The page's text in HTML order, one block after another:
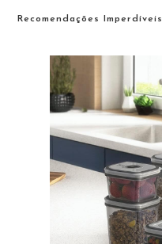
Recomendações Imperdíveis